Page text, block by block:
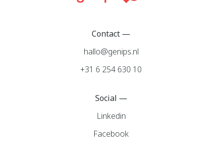
Contact —
hallo@genips.nl
+31 6 254 630 10
Social —
Linkedin
Facebook